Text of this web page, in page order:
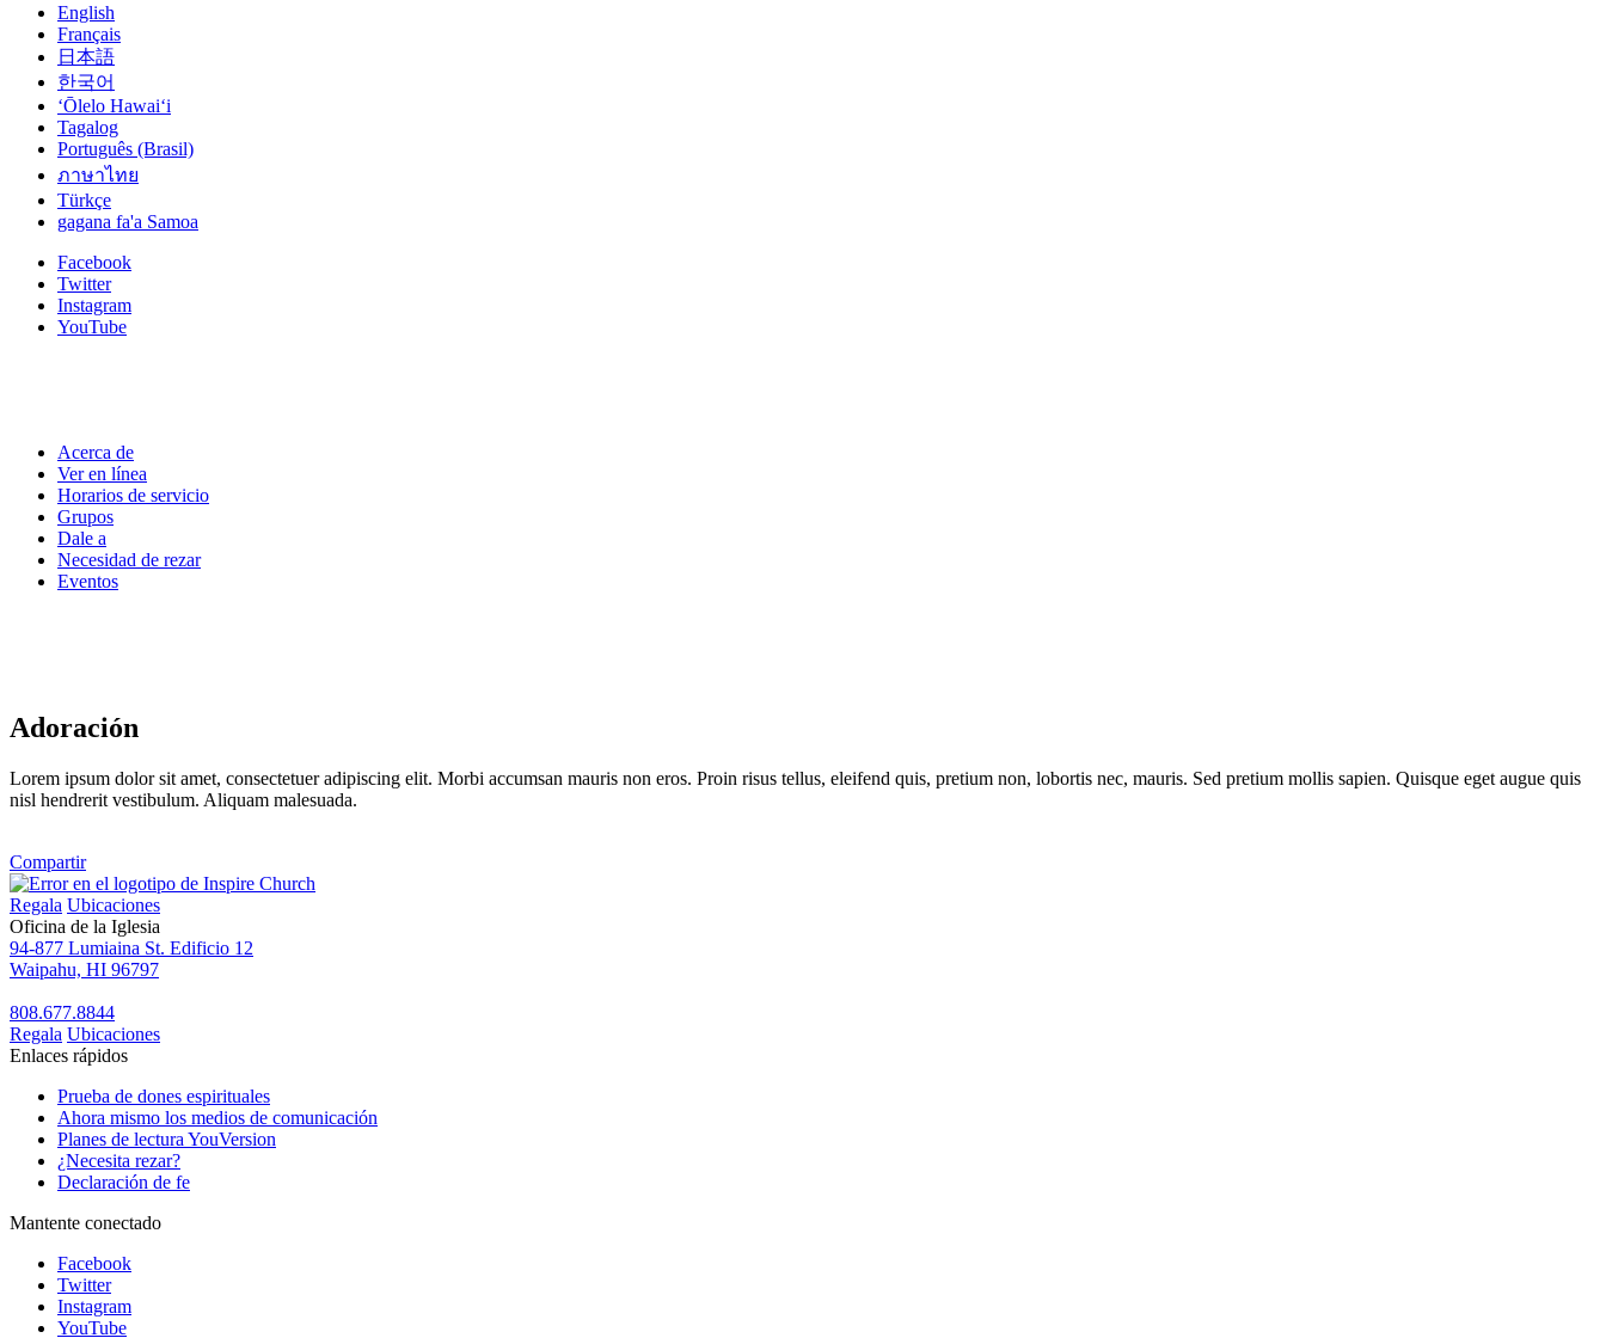
English
Français
日本語
한국어
‘Ōlelo Hawai‘i
Tagalog
Português (Brasil)
ภาษาไทย
Türkçe
gagana fa'a Samoa
Facebook
Twitter
Instagram
YouTube
Acerca de
Ver en línea
Horarios de servicio
Grupos
Dale a
Necesidad de rezar
Eventos
Adoración
Lorem ipsum dolor sit amet, consectetuer adipiscing elit. Morbi accumsan mauris non eros. Proin risus tellus, eleifend quis, pretium non, lobortis nec, mauris. Sed pretium mollis sapien. Quisque eget augue quis
nisl hendrerit vestibulum. Aliquam malesuada.
Compartir
Regala Ubicaciones
Oficina de la Iglesia
94-877 Lumiaina St. Edificio 12
Waipahu, HI 96797
808.677.8844
Regala Ubicaciones
Enlaces rápidos
Prueba de dones espirituales
Ahora mismo los medios de comunicación
Planes de lectura YouVersion
¿Necesita rezar?
Declaración de fe
Mantente conectado
Facebook
Twitter
Instagram
YouTube